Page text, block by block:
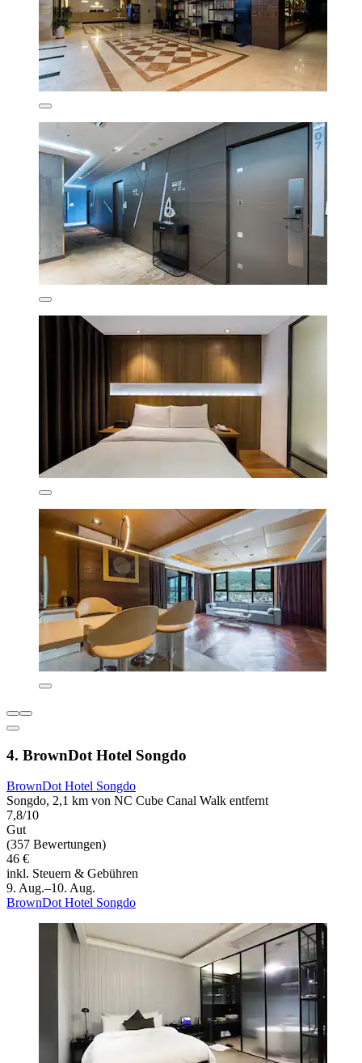
4. BrownDot Hotel Songdo
BrownDot Hotel Songdo
Songdo, 2,1 km von NC Cube Canal Walk entfernt
7,8/10
Gut
(357 Bewertungen)
46 €
inkl. Steuern & Gebühren
9. Aug.–10. Aug.
BrownDot Hotel Songdo